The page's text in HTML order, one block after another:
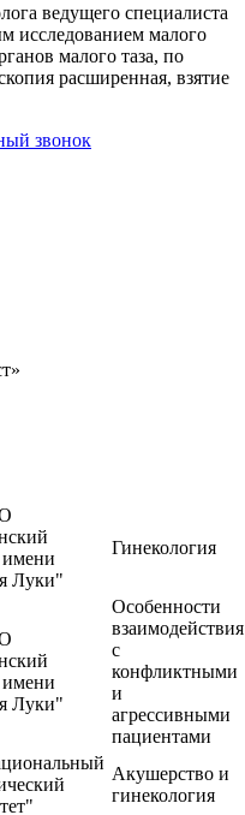
ведущего специалиста
исследованием малого
малого таза, по
расширенная, взятие
звонок
имени
Луки"
Гинекология
имени
Луки"
Особенности
взаимодействия
с
конфликтными
и
агрессивными
пациентами
Акушерство и
гинекология